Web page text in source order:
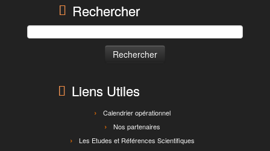
Rechercher
Rechercher :
Liens Utiles
Calendrier opérationnel
Nos partenaires
Les Etudes et Références Scientifiques